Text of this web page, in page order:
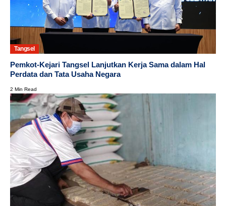
Tangsel
Pemkot-Kejari Tangsel Lanjutkan Kerja Sama dalam Hal
Perdata dan Tata Usaha Negara
2 Min Read